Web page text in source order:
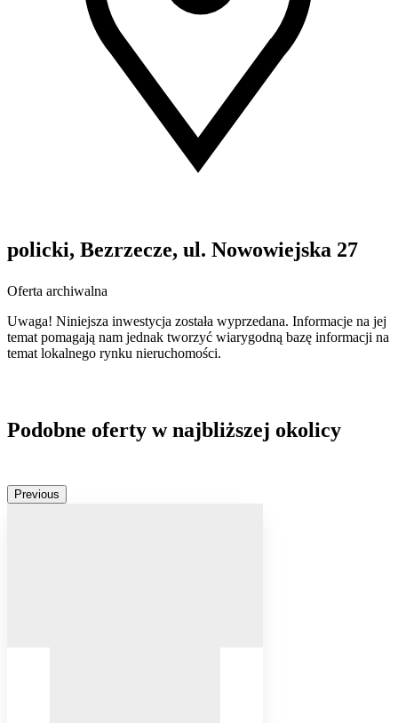
policki, Bezrzecze, ul. Nowowiejska 27
Oferta archiwalna
Uwaga! Niniejsza inwestycja została wyprzedana. Informacje na jej
temat pomagają nam jednak tworzyć wiarygodną bazę informacji na
temat lokalnego rynku nieruchomości.
Podobne oferty w najbliższej okolicy
Previous